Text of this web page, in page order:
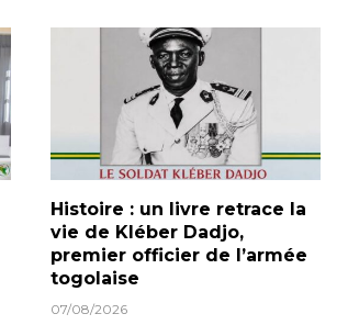
Histoire : un livre retrace la
vie de Kléber Dadjo,
premier officier de l’armée
togolaise
07/08/2026